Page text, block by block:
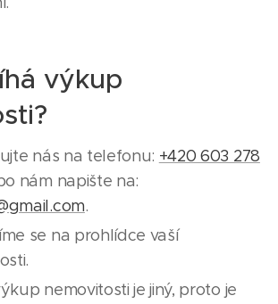
výkup
nás na telefonu: +420 603 278
nám napište na:
.
se na prohlídce vaší
nemovitosti je jiný, proto je